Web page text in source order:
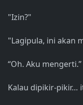
"Izin?"
"Lagipula, ini akan
“Oh. Aku mengerti.”
Kalau dipikir-pikir…